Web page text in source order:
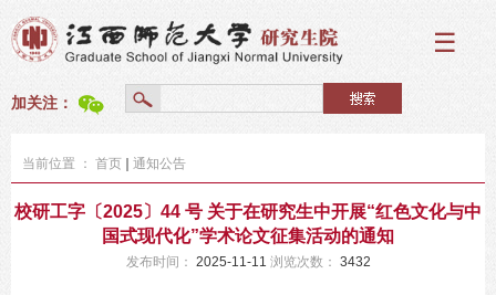
☰
加关注：
当前位置 ： 首页 通知公告
校研工字〔2025〕44 号 关于在研究生中开展“红色文化与中
国式现代化”学术论文征集活动的通知
发布时间： 2025-11-11 浏览次数： 3432